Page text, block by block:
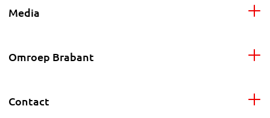
Media
Omroep Brabant
Contact